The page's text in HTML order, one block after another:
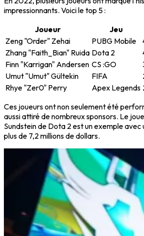
impressionnants. Voici le top 5 :
Joueur
Jeu
Zeng "Order" Zehai
PUBG Mobile
Zhang "Faith_Bian" Ruida Dota 2
Finn "Karrigan" Andersen CS :GO
Umut "Umut" Gültekin
FIFA
Rhye "Zer0" Perry
Apex Legends
Ces joueurs ont non seulement été
aussi attiré de nombreux sponsors. Le
Sundsteinde Dota 2est un exemple avec
plus de 7,2 millions de dollars.